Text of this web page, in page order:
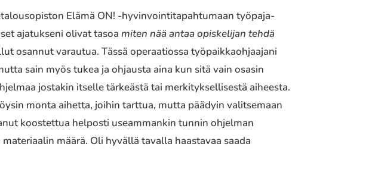
Elämä ON! -hyvinvointitapahtumaan työpaja-
ajatukseni olivat tasoa miten nää antaa opiskelijan tehdä
osannut varautua. Tässä operaatiossa työpaikkaohjaajani
sain myös tukea ja ohjausta aina kun sitä vain osasin
jostakin itselle tärkeästä tai merkityksellisestä aiheesta.
monta aihetta, joihin tarttua, mutta päädyin valitsemaan
koostettua helposti useammankin tunnin ohjelman
määrä. Oli hyvällä tavalla haastavaa saada